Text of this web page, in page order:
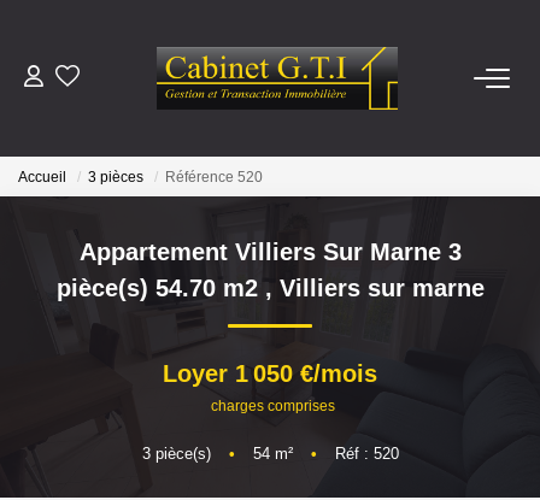
LOUER
ESTIMER
Qui Sommes-Nous
Accueil 3 pièces Référence 520
Appartement Villiers Sur Marne 3
pièce(s) 54.70 m2 , Villiers sur marne
Loyer 1 050 €/mois
charges comprises
3pièce(s) • 54m² • Réf : 520